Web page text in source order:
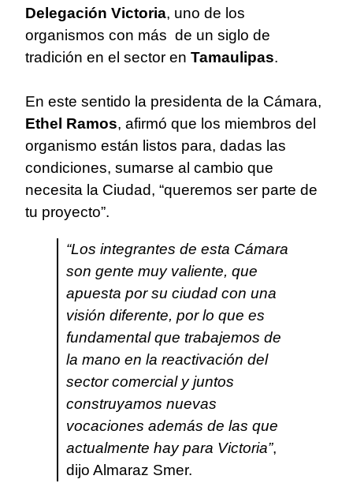
Delegación Victoria, uno de los
organismos con más de un siglo de
tradición en el sector en Tamaulipas.
En este sentido la presidenta de la Cámara,
Ethel Ramos, afirmó que los miembros del
organismo están listos para, dadas las
condiciones, sumarse al cambio que
necesita la Ciudad, “queremos ser parte de
tu proyecto”.
“Los integrantes de esta Cámara
son gente muy valiente, que
apuesta por su ciudad con una
visión diferente, por lo que es
fundamental que trabajemos de
la mano en la reactivación del
sector comercial y juntos
construyamos nuevas
vocaciones además de las que
actualmente hay para Victoria”,
dijo Almaraz Smer.